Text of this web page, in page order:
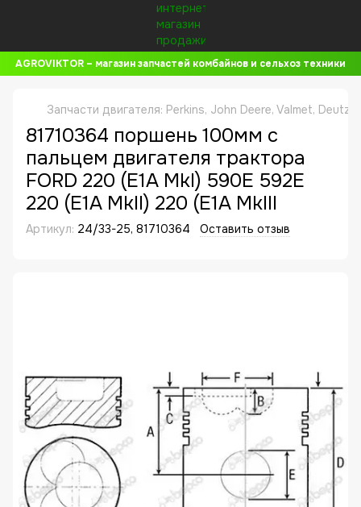
AGROVIKTOR – магазин запчастей комбайнов и сельхоз техники
Запчасти двигателя: Perkins, John Deere, Valmet,
81710364 поршень 100мм с
пальцем двигателя трактора
FORD 220 (E1A MkI) 590E 592E
220 (E1A MkII) 220 (E1A MkIII
Артикул: 24/33-25, 81710364 Оставить отзыв